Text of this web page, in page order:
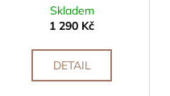
Skladem
1 290 Kč
DETAIL